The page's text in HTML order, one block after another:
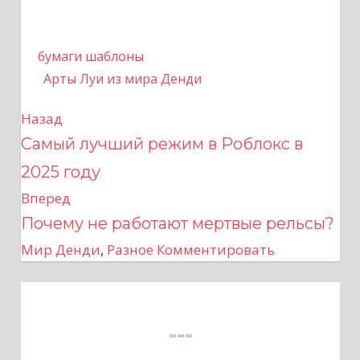
бумаги шаблоны
Арты Луи из мира Денди
Н
а
в
и
г
Назад
Самый лучший режим в Роблокс в
2025 году
Вперед
Почему не работают мертвые рельсы?
Мир Денди, Разное Комментировать